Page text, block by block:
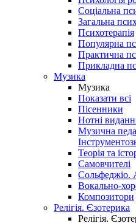
Соціальна
Загальна
Психотерапія
Популярна
Практична
Прикладна
Музика
Музика
Показати всі
Пісенники
Нотні
Музична
Теорія та
Самовчителі
Сольфеджіо.
Вокально-
Композитори
Релігія. Єзотерика
Релігія.